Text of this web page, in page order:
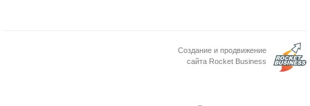
Создание и продвижение
сайта Rocket Business